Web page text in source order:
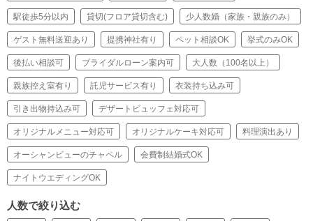
駅徒歩5分以内 貸切(フロア貸切含む) 少人数婚（家族・親族のみ）
ゲスト無料送迎あり 提携神社有り ペット相談OK 挙式のみOK
後払い相談可 ブライダルローン案内可 大人数（100名以上）
親族控え室有り 託児サービス有り 衣装持ち込み可
引き出物持込み可 デザートビュッフェ対応可
オリジナルメニュー対応可 オリジナルケーキ対応可 料理演出あり
オーシャンビューのチャペル 会費制結婚式OK
ナイトウエディングOK
人数で絞り込む